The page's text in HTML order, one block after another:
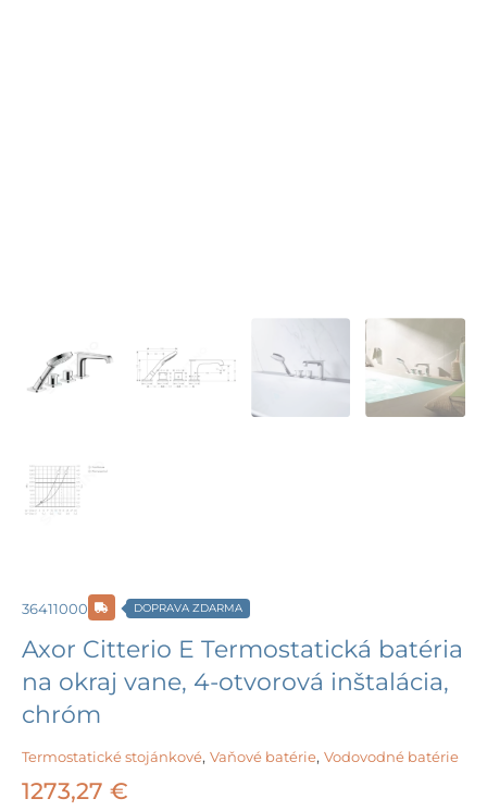
36411000 DOPRAVA ZDARMA
Axor Citterio E Termostatická batéria
na okraj vane, 4-otvorová inštalácia,
chróm
Termostatické stojánkové, Vaňové batérie, Vodovodné batérie
1273,27 €